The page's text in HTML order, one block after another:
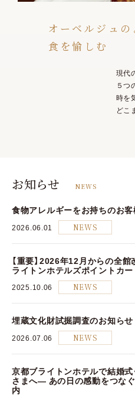
オーベルジュの
食を愉しむ
現代
５つ
時を
どこ
お知らせ NEWS
食物アレルギーをお持ちのお
2026.06.01 NEWS
【重要】2026年12月からの全
ライトンホテルズポイントカ
2025.10.06 NEWS
埋蔵文化財試掘調査のお知らせ
2026.07.06 NEWS
京都ブライトンホテルで結婚
さまへ― あの日の感動をつな
内